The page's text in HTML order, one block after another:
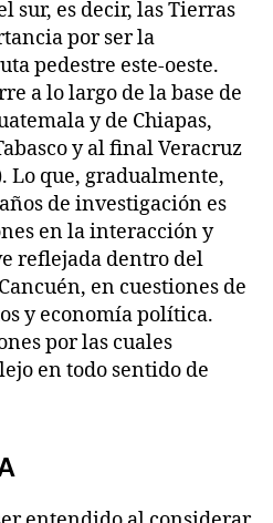
sur, es decir, las Tierras
por ser la
pedestre este-oeste.
a lo largo de la base de
y de Chiapas,
y al final Veracruz
Lo que, gradualmente,
de investigación es
en la interacción y
reflejada dentro del
en cuestiones de
y economía política.
por las cuales
en todo sentido de